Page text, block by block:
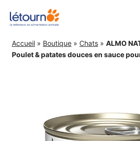
Accueil » Boutique » Chats » ALMO
Poulet & patates douces en sauce